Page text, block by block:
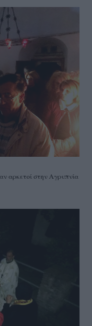
αρκετοί στην Αγρυπνία